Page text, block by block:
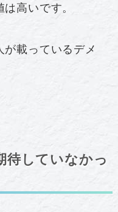
高いです。
載っているデメ
待していなかっ